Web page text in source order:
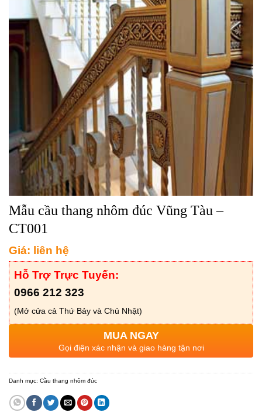
Mẫu cầu thang nhôm đúc Vũng Tàu –
CT001
Giá: liên hệ
Hỗ Trợ Trực Tuyến:
0966 212 323
(Mở cửa cả Thứ Bảy và Chủ Nhật)
MUA NGAY
Gọi điện xác nhận và giao hàng tận nơi
Danh mục: Cầu thang nhôm đúc